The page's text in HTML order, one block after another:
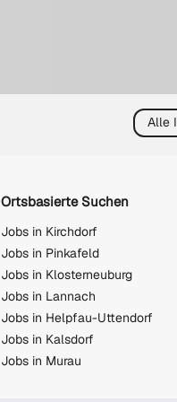
Alle
Ortsbasierte Suchen
Jobs in Kirchdorf
Jobs in Pinkafeld
Jobs in Klosterneuburg
Jobs in Lannach
Jobs in Helpfau-Uttendorf
Jobs in Kalsdorf
Jobs in Murau